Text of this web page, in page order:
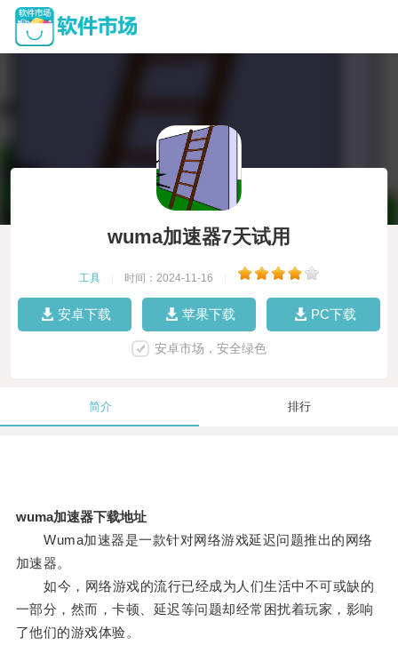
wuma加速器7天试用
工具 时间：2024-11-16
安卓下载 苹果下载 PC下载
安卓市场，安全绿色
简介 排行
wuma加速器下载地址
Wuma加速器是一款针对网络游戏延迟问题推出的网络
加速器。
如今，网络游戏的流行已经成为人们生活中不可或缺的
一部分，然而，卡顿、延迟等问题却经常困扰着玩家，影响
了他们的游戏体验。